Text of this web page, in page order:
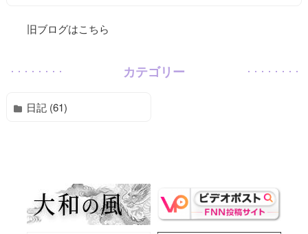
旧ブログはこちら
カテゴリー
日記 (61)